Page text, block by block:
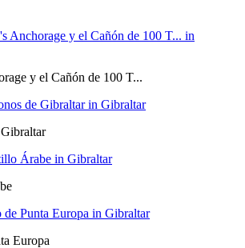
y el Cañón de 100 T...
Europa